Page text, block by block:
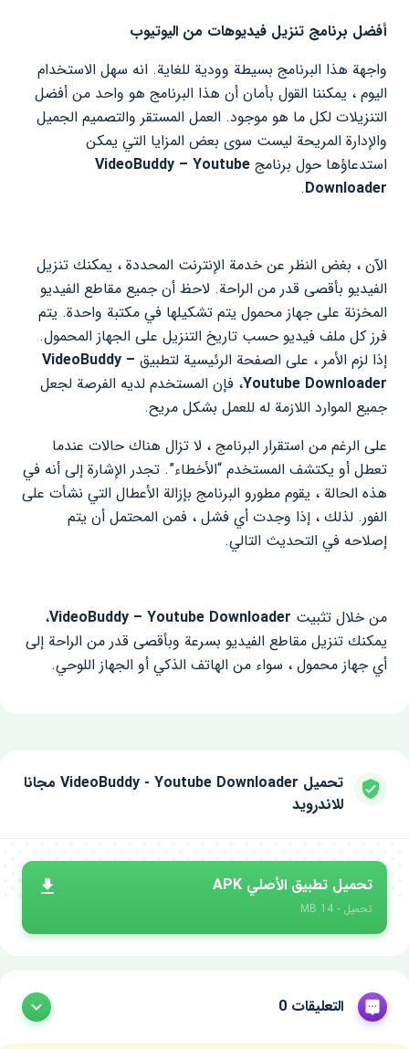
أفضل برنامج تنزيل فيديوهات من اليوتيوب
واجهة هذا البرنامج بسيطة وودية للغاية. انه سهل الاستخدام
اليوم ، يمكننا القول بأمان أن هذا البرنامج هو واحد من أفضل
التنزيلات لكل ما هو موجود. العمل المستقر والتصميم الجميل
والإدارة المريحة ليست سوى بعض المزايا التي يمكن
استدعاؤها حول برنامج VideoBuddy – Youtube
Downloader
.
الآن ، بغض النظر عن خدمة الإنترنت المحددة ، يمكنك تنزيل
الفيديو بأقصى قدر من الراحة. لاحظ أن جميع مقاطع الفيديو
المخزنة على جهاز محمول يتم تشكيلها في مكتبة واحدة. يتم
فرز كل ملف فيديو حسب تاريخ التنزيل على الجهاز المحمول.
إذا لزم الأمر ، على الصفحة الرئيسية لتطبيق VideoBuddy –
Youtube Downloader، فإن المستخدم لديه الفرصة لجعل
جميع الموارد اللازمة له للعمل بشكل مريح.
على الرغم من استقرار البرنامج ، لا تزال هناك حالات عندما
تعطل أو يكتشف المستخدم “الأخطاء”. تجدر الإشارة إلى أنه في
هذه الحالة ، يقوم مطورو البرنامج بإزالة الأعطال التي نشأت على
الفور. لذلك ، إذا وجدت أي فشل ، فمن المحتمل أن يتم
إصلاحه في التحديث التالي.
من خلال تثبيت
،
يمكنك تنزيل مقاطع الفيديو بسرعة وبأقصى قدر من الراحة إلى
أي جهاز محمول ، سواء من الهاتف الذكي أو الجهاز اللوحي.
تحميل VideoBuddy - Youtube Downloader مجانا
للاندرويد
تحميل تطبيق الأصلي APK
تحميل - 14 MB
التعليقات 0